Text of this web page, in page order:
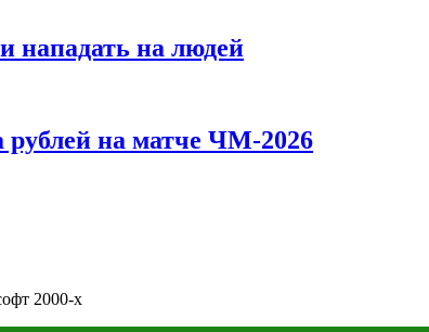
нападать на людей
рублей на матче ЧМ-2026
2000-х